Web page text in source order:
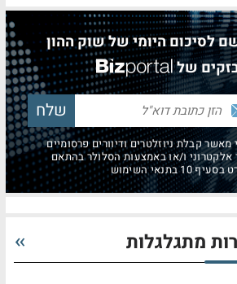
לסיכום היומי של שוק ההון
של
מאשר קבלת ניוזלטרים ודיוורים פרסומיים
אלקטרוני ו/או באמצעות הסלולר בהתאם
10 בתנאי השימוש
מתגלגלות